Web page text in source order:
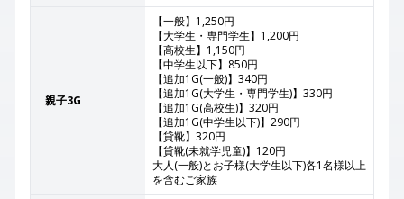
親子3G
【一般】1,250円
【大学生・専門学生】1,200円
【高校生】1,150円
【中学生以下】850円
【追加1G(一般)】340円
【追加1G(大学生・専門学生)】330円
【追加1G(高校生)】320円
【追加1G(中学生以下)】290円
【貸靴】320円
【貸靴(未就学児童)】120円
大人(一般)とお子様(大学生以下)各1名様以上
を含むご家族